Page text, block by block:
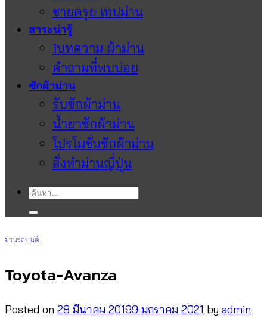
ชายครุย เทปม่าน
สาระน่ารู้
1บทความ ผ้าม่าน
คำถามที่พบบ่อย
ซักผ้าม่าน
รับซักผ้าม่าน
น้ำยาซักผ้าม่าน
โปรโมชั่นซักผ้าม่าน
สั่งทำม่านญี่ปุ่น
ค้นหา:
ม่านรถยนต์
Toyota-Avanza
Posted on 28 มีนาคม 20199 มกราคม 2021 by admin